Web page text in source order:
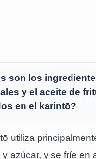
son los
y el aceite de
en el karintō?
utiliza
y azúcar, y se fríe en